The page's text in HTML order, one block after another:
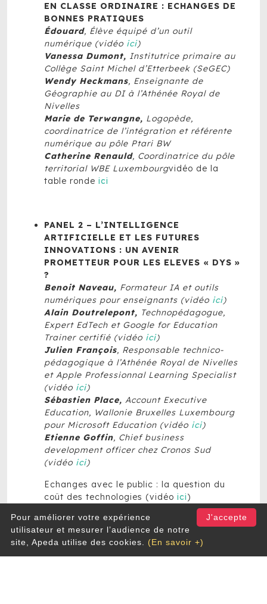
EN CLASSE ORDINAIRE : ECHANGES DE
BONNES PRATIQUES
Édouard, Élève équipé d’un outil
numérique (vidéo ici)
Vanessa Dumont, Institutrice primaire au
Collège Saint Michel d’Etterbeek (SeGEC)
Wendy Heckmans, Enseignante de
Géographie au DI à l’Athénée Royal de
Nivelles
Marie de Terwangne, Logopède,
coordinatrice de l’intégration et référente
numérique au pôle Ptari BW
Catherine Renauld, Coordinatrice du pôle
territorial WBE Luxembourgvidéo de la
table ronde ici
PANEL 2 – L’INTELLIGENCE
ARTIFICIELLE ET LES FUTURES
INNOVATIONS : UN AVENIR
PROMETTEUR POUR LES ELEVES « DYS »
?
Benoit Naveau, Formateur IA et outils
numériques pour enseignants (vidéo ici)
Alain Doutrelepont, Technopédagogue,
Expert EdTech et Google for Education
Trainer certifié (vidéo ici)
Julien François, Responsable technico-
pédagogique à l’Athénée Royal de Nivelles
et Apple Professionnal Learning Specialist
(vidéo ici)
Sébastien Place, Account Executive
Education, Wallonie Bruxelles Luxembourg
pour Microsoft Education (vidéo ici)
Etienne Goffin, Chief business
development officer chez Cronos Sud
(vidéo ici)
Echanges avec le public : la question du
coût des technologies (vidéo ici)
CONCLUSION
J'accepte
Pour améliorer votre expérience
utilisateur et mesurer l’audience de notre
site, Apeda utilise des cookies. (En savoir +)